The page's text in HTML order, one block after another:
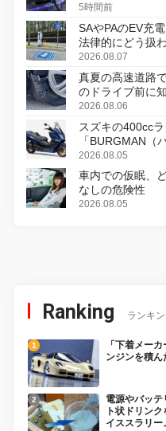
5時間前
SAやPAのEV充
法律的にどう扱
2026.08.07
真夏の高速道路
のドライブ前に
2026.08.06
スズキの400cc
「BURGMAN（
変更し、8月18日
2026.08.05
車内での仮眠、
なしの危険性
2026.08.05
Ranking ランキ
「下着メー
ンジンを積
電源やバッ
ト状ドリン
イススラリー